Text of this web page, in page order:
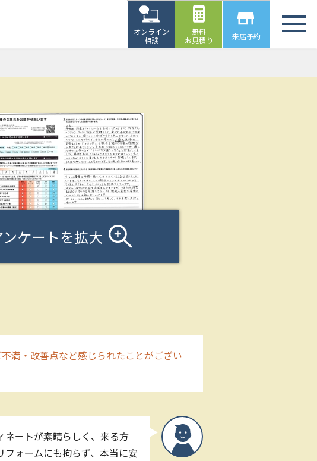
オンライン
相談
無料
お見積り
来店予約
ンケートを拡大
満・改善点など感じられたことがござい
ネートが素晴らしく、来る方
ォームにも拘らず、本当に安